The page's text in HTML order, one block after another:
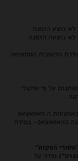
לא בוצע הזמנה
לא בוצעה הזמנה
הלשונית המתאימה
על פי שיקולי
ה וואטאצאפ
בוואטאצאפ- במידה
הפקות"
מודה על